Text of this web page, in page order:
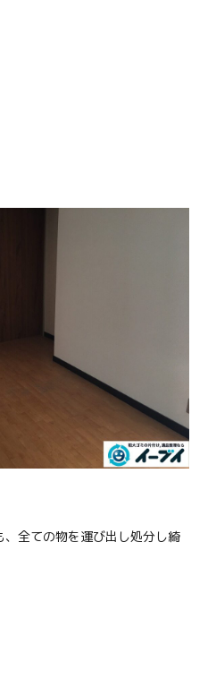
全ての物を運び出し処分し綺